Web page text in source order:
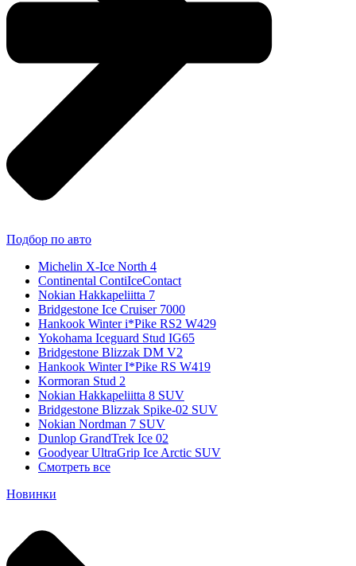
Подбор по авто
Michelin X-Ice North 4
Continental ContiIceContact
Nokian Hakkapeliitta 7
Bridgestone Ice Cruiser 7000
Hankook Winter i*Pike RS2 W429
Yokohama Iceguard Stud IG65
Bridgestone Blizzak DM V2
Hankook Winter I*Pike RS W419
Kormoran Stud 2
Nokian Hakkapeliitta 8 SUV
Bridgestone Blizzak Spike-02 SUV
Nokian Nordman 7 SUV
Dunlop GrandTrek Ice 02
Goodyear UltraGrip Ice Arctic SUV
Смотреть все
Новинки